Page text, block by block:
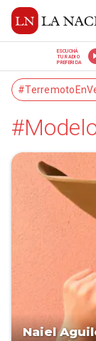
ESCUCHÁ
TU RADIO
PREFERIDA
Naiel